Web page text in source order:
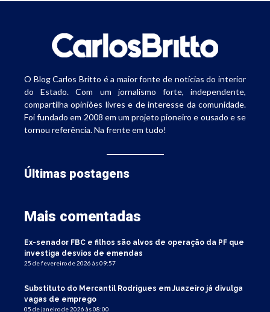
O Blog Carlos Britto é a maior fonte de notícias do interior
do Estado. Com um jornalismo forte, independente,
compartilha opiniões livres e de interesse da comunidade.
Foi fundado em 2008 em um projeto pioneiro e ousado e se
tornou referência. Na frente em tudo!
Últimas postagens
Mais comentadas
Ex-senador FBC e filhos são alvos de operação da PF que
investiga desvios de emendas
25 de fevereiro de 2026 às 09:57
Substituto do Mercantil Rodrigues em Juazeiro já divulga
vagas de emprego
05 de janeiro de 2026 às 08:00